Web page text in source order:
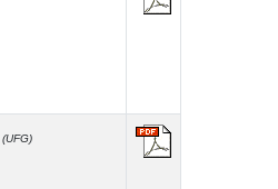
(UFG)